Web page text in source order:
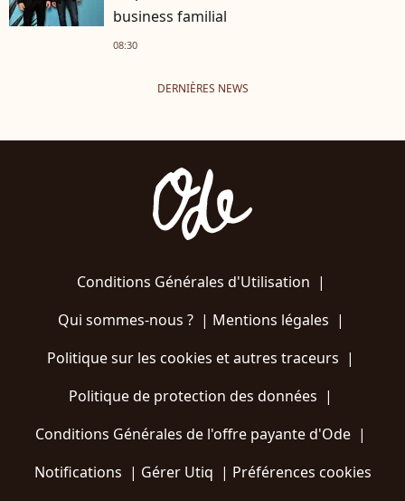
business familial
08:30
DERNIÈRES NEWS
Conditions Générales d'Utilisation |
Qui sommes-nous ?| Mentions légales |
Politique sur les cookies et autres traceurs |
Politique de protection des données |
Conditions Générales de l'offre payante d'Ode |
Notifications | Gérer Utiq | Préférences cookies